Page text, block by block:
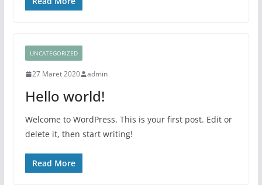
UNCATEGORIZED
27 Maret 2020 admin
Hello world!
Welcome to WordPress. This is your first post. Edit or
delete it, then start writing!
Read More